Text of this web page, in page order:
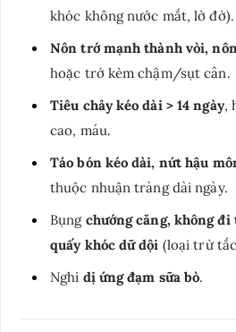
khóc không nước mắt, lờ đờ).
Nôn trớ mạnh thành vòi,
hoặc trớ kèm chậm/sụt cân.
Tiêu chảy kéo dài > 14 ngày,
cao, máu.
Táo bón kéo dài, nứt hậu
thuộc nhuận tràng dài ngày.
Bụng chướng căng, không
quấy khóc dữ dội (loại trừ
Nghi dị ứng đạm sữa bò.